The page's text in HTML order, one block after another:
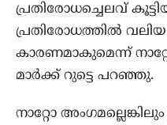
പ്രതിരോധച്ചെലവ്
പ്രതിരോധത്തിൽ
കാരണമാകുമെന്ന്
മാർക്ക് റുട്ടെ പറഞ്ഞു.
നാറ്റോ